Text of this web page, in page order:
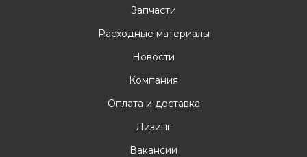
Запчасти
Расходные материалы
Новости
Компания
Оплата и доставка
Лизинг
Вакансии